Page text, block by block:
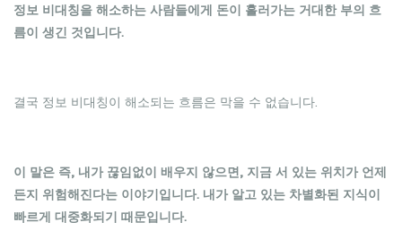
정보 비대칭을 해소하는 사람들에게 돈이 흘러가는 거대한 부의 흐
름이 생긴 것입니다.
결국 정보 비대칭이 해소되는 흐름은 막을 수 없습니다.
이 말은 즉, 내가 끊임없이 배우지 않으면, 지금 서 있는 위치가 언제
든지 위험해진다는 이야기입니다. 내가 알고 있는 차별화된 지식이
빠르게 대중화되기 때문입니다.